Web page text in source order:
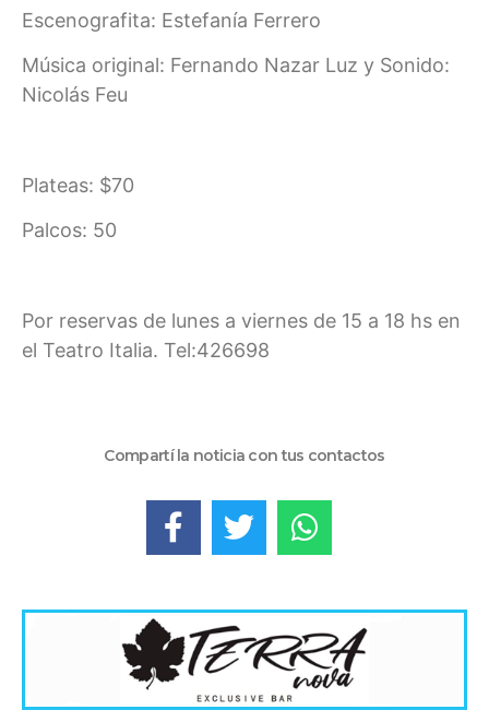
Escenografita: Estefanía Ferrero
Música original: Fernando Nazar Luz y Sonido:
Nicolás Feu
Plateas: $70
Palcos: 50
Por reservas de lunes a viernes de 15 a 18 hs en
el Teatro Italia. Tel:426698
Compartí la noticia con tus contactos